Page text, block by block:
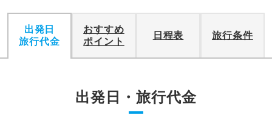
出発日
旅行代金
おすすめ
ポイント
日程表 旅行条件
出発日・旅行代金